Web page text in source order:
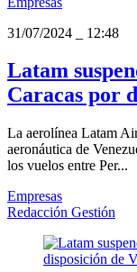
31/07/2024
12:48
Latam
Caracas por
La aerolínea Latam
aeronáutica de
los vuelos entre Per...
Empresas
Redacción Gestión